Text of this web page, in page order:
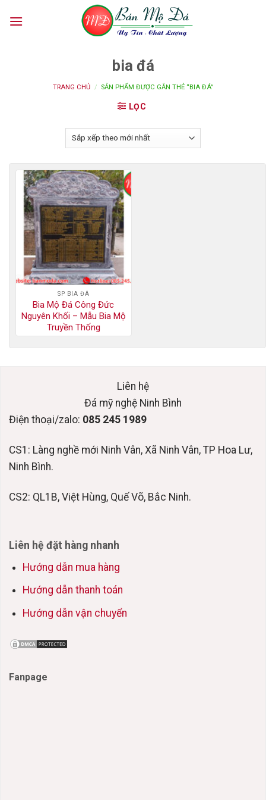
bia đá
TRANG CHỦ / SẢN PHẨM ĐƯỢC GẮN THẺ “BIA ĐÁ”
LỌC
SP BIA ĐÁ
Bia Mộ Đá Công Đức
Nguyên Khối – Mẫu Bia Mộ
Truyền Thống
Liên hệ
Đá mỹ nghệ Ninh Bình
Điện thoại/zalo: 085 245 1989
CS1: Làng nghề mới Ninh Vân, Xã Ninh Vân, TP Hoa Lư,
Ninh Bình.
CS2: QL1B, Việt Hùng, Quế Võ, Bắc Ninh.
Liên hệ đặt hàng nhanh
Hướng dẫn mua hàng
Hướng dẫn thanh toán
Hướng dẫn vận chuyển
Fanpage